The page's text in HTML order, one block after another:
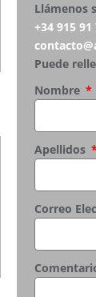
Llámenos
+34 915 91
Puede
Nombre
Apellidos
Correo